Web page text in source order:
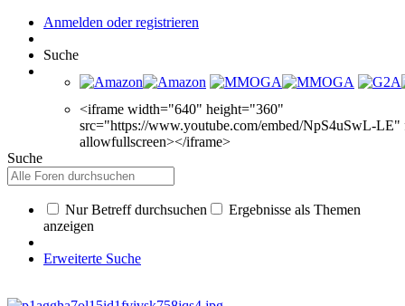
Anmelden oder registrieren
Suche
<iframe width="640" height="360"
src="https://www.youtube.com/embed/NpS4uSwL-
allowfullscreen></iframe>
Suche
Nur Betreff durchsuchen
Ergebnisse als Themen
anzeigen
Erweiterte Suche